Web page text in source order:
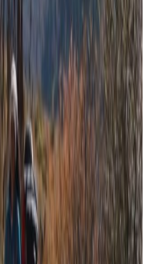
हवाईमार्ग हुँदै आउने
नपर्ने नियम लागू गर्ने
तथा नागरिक उड्डयन
पर्यटन शाखाबाट
हटाउने सुझाब सहितको
। पर्यटन व्यवसायीहरुले
बेहोर्नुपरेको भन्दै
सचिव न्यौपानेले दाबी
आर्जन गर्न पर्यटनको
महत्व दिदैआएको